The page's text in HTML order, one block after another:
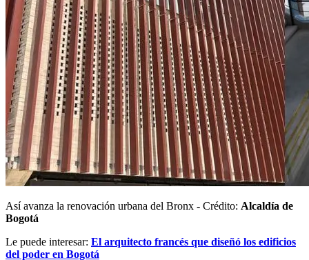
Así avanza la renovación urbana del Bronx - Crédito: Alcaldía de
Bogotá
Le puede interesar: El arquitecto francés que diseñó los edificios
del poder en Bogotá